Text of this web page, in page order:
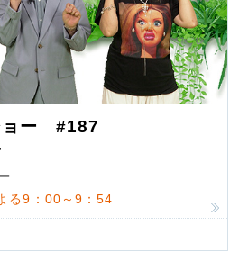
ョー #187
る9：00～9：54